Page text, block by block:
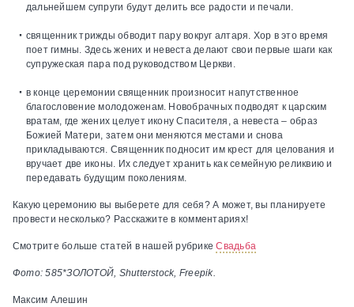
дальнейшем супруги будут делить все радости и печали.
священник трижды обводит пару вокруг алтаря. Хор в это время
поет гимны. Здесь жених и невеста делают свои первые шаги как
супружеская пара под руководством Церкви.
в конце церемонии священник произносит напутственное
благословение молодоженам. Новобрачных подводят к царским
вратам, где жених целует икону Спасителя, а невеста – образ
Божией Матери, затем они меняются местами и снова
прикладываются. Священник подносит им крест для целования и
вручает две иконы. Их следует хранить как семейную реликвию и
передавать будущим поколениям.
Какую церемонию вы выберете для себя? А может, вы планируете
провести несколько? Расскажите в комментариях!
Смотрите больше статей в нашей рубрикеСвадьба
Фото: 585*ЗОЛОТОЙ, Shutterstock, Freepik.
Максим Алешин